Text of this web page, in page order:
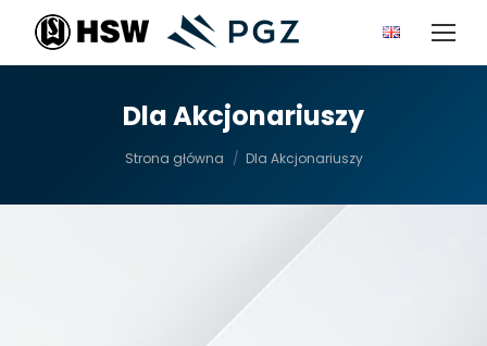
Dla Akcjonariuszy
Strona główna Dla Akcjonariuszy